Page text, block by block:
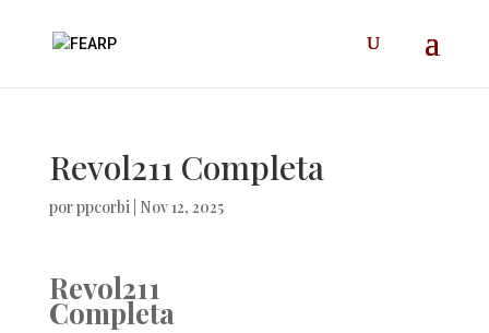
Revol211 Completa
porppcorbi| Nov 12, 2025
Revol211
Completa